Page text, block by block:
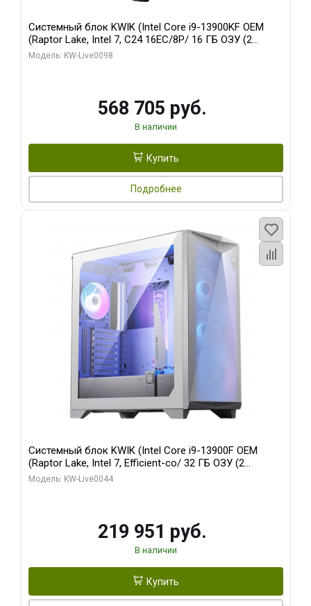
Системный блок KWIK (Intel Core i9-13900KF OEM
(Raptor Lake, Intel 7, C24 16EC/8P/ 16 ГБ ОЗУ (2
модуля)/ Afox RTX4090 24GB GDDR6X 384-Bit 3xDP
Модель: KW-Live0098
568 705 руб.
В наличии
Купить
Подробнее
Системный блок KWIK (Intel Core i9-13900F OEM
(Raptor Lake, Intel 7, Efficient-co/ 32 ГБ ОЗУ (2
модуля)/ Gigabyte RTX5070Ti AERO OC 16GB GDDR7
Модель: KW-Live0044
219 951 руб.
В наличии
Купить